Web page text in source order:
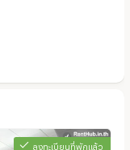
ลงทะเบียนที่พักแล้ว